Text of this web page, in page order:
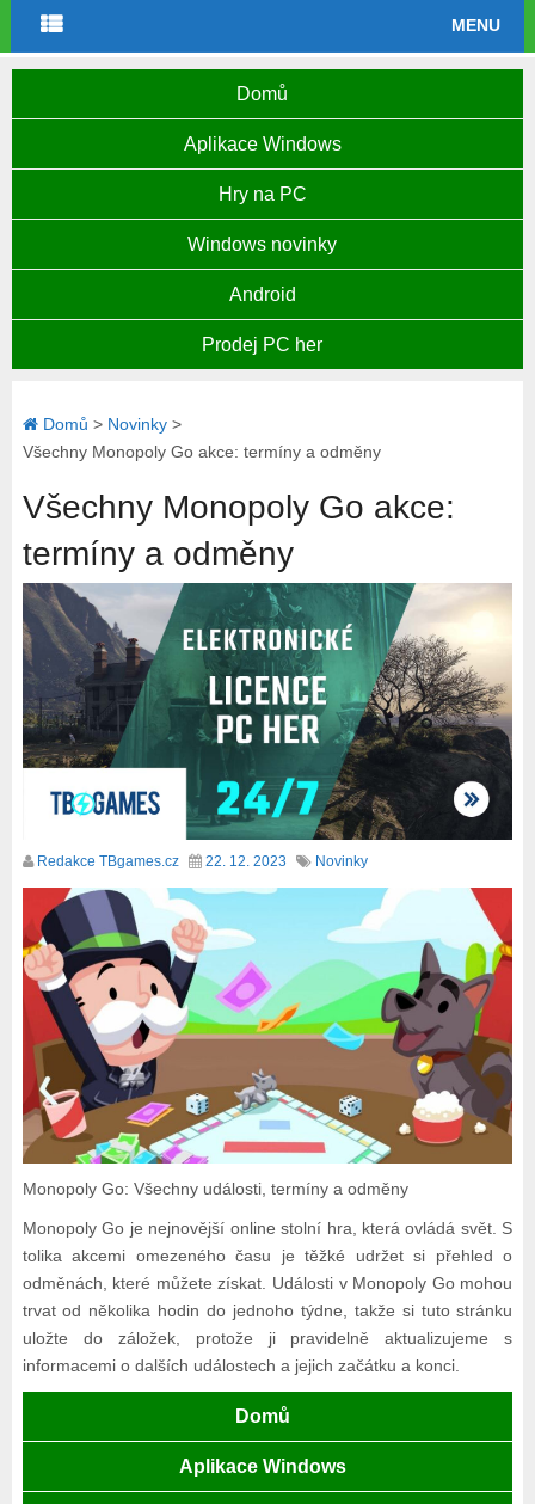
MENU
Domů
Aplikace Windows
Hry na PC
Windows novinky
Android
Prodej PC her
Domů > Novinky>
Všechny Monopoly Go akce: termíny a odměny
Všechny Monopoly Go akce:
termíny a odměny
Redakce TBgames.cz 22. 12. 2023 Novinky
Monopoly Go: Všechny události, termíny a odměny
Monopoly Go je nejnovější online stolní hra, která ovládá svět. S
tolika akcemi omezeného času je těžké udržet si přehled o
odměnách, které můžete získat. Události v Monopoly Go mohou
trvat od několika hodin do jednoho týdne, takže si tuto stránku
uložte do záložek, protože ji pravidelně aktualizujeme s
informacemi o dalších událostech a jejich začátku a konci.
Domů
Aplikace Windows